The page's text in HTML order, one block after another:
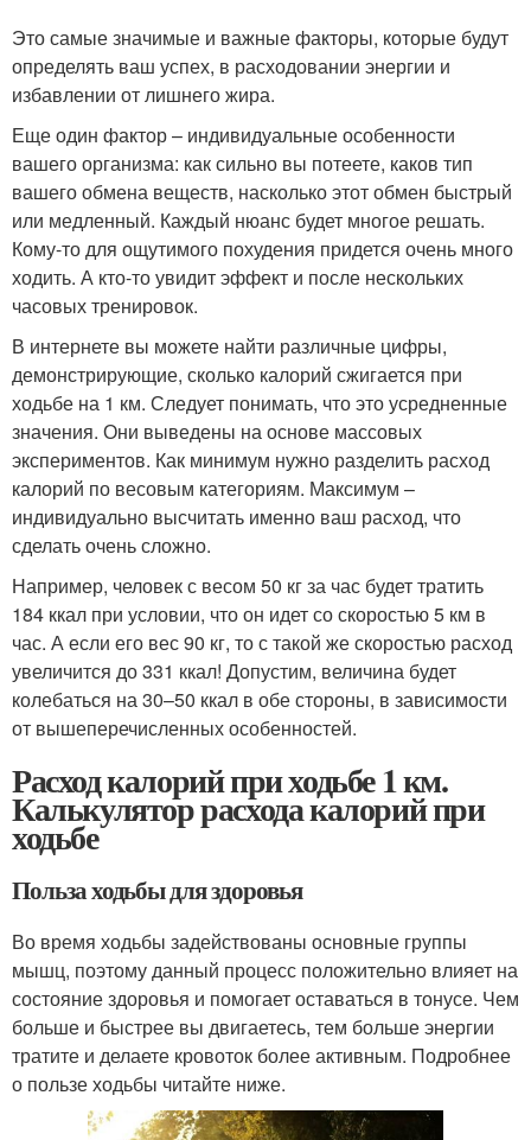
Это самые значимые и важные факторы, которые будут
определять ваш успех, в расходовании энергии и
избавлении от лишнего жира.
Еще один фактор – индивидуальные особенности
вашего организма: как сильно вы потеете, каков тип
вашего обмена веществ, насколько этот обмен быстрый
или медленный. Каждый нюанс будет многое решать.
Кому-то для ощутимого похудения придется очень много
ходить. А кто-то увидит эффект и после нескольких
часовых тренировок.
В интернете вы можете найти различные цифры,
демонстрирующие, сколько калорий сжигается при
ходьбе на 1 км. Следует понимать, что это усредненные
значения. Они выведены на основе массовых
экспериментов. Как минимум нужно разделить расход
калорий по весовым категориям. Максимум –
индивидуально высчитать именно ваш расход, что
сделать очень сложно.
Например, человек с весом 50 кг за час будет тратить
184 ккал при условии, что он идет со скоростью 5 км в
час. А если его вес 90 кг, то с такой же скоростью расход
увеличится до 331 ккал! Допустим, величина будет
колебаться на 30–50 ккал в обе стороны, в зависимости
от вышеперечисленных особенностей.
Расход калорий при ходьбе 1 км.
Калькулятор расхода калорий при
ходьбе
Польза ходьбы для здоровья
Во время ходьбы задействованы основные группы
мышц, поэтому данный процесс положительно влияет на
состояние здоровья и помогает оставаться в тонусе. Чем
больше и быстрее вы двигаетесь, тем больше энергии
тратите и делаете кровоток более активным. Подробнее
о пользе ходьбы читайте ниже.